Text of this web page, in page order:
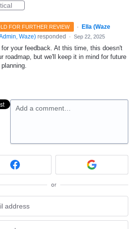
FOR FURTHER REVIEW ·
Ella (Waze
Waze) responded · Sep 22, 2025
your feedback. At this time, this doesn't
roadmap, but we'll keep it in mind for future
Add a comment…
or